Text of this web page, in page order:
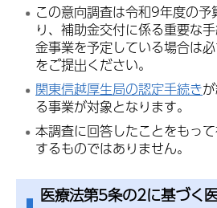
この意向調査は令和9年度の
り、補助金交付に係る重要な
金事業を予定している場合は
をご提出ください。
関東信越厚生局の認定手続き
る事業が対象となります。
本調査に回答したことをもっ
するものではありません。
医療法第5条の2に基づく